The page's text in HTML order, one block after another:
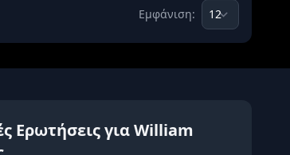
Εμφάνιση:
Ερωτήσεις για William